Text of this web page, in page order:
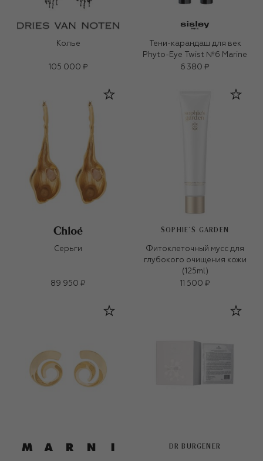
Колье
105 000 ₽
Тени-карандаш для век
Phyto-Eye Twist №6 Marine
6 380 ₽
Серьги
89 950 ₽
SOPHIE`S GARDEN
Фитоклеточный мусс для
глубокого очищения кожи
(125ml)
11 500 ₽
DR BURGENER